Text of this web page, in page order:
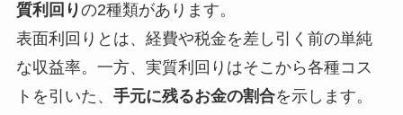
質利回りの2種類があります。
表面利回りとは、経費や税金を差し引く前の単純
な収益率。一方、実質利回りはそこから各種コス
トを引いた、 手元に残るお金の割合を示します。